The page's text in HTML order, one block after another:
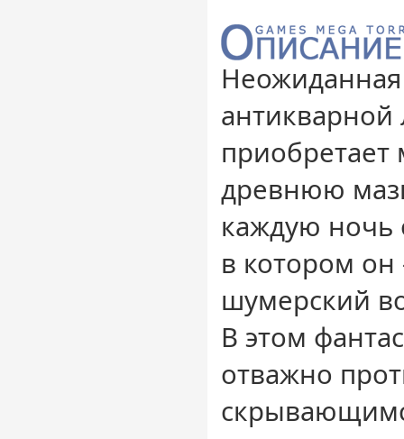
антикварной
приобретает
древнюю
каждую ночь
в котором
шумерский
В этом
отважно